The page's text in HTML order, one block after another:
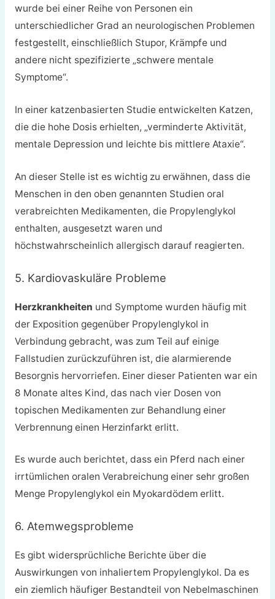
wurde bei einer Reihe von Personen ein
unterschiedlicher Grad an neurologischen Problemen
festgestellt, einschließlich Stupor, Krämpfe und
andere nicht spezifizierte „schwere mentale
Symptome“.
In einer katzenbasierten Studie entwickelten Katzen,
die die hohe Dosis erhielten, „verminderte Aktivität,
mentale Depression und leichte bis mittlere Ataxie“.
An dieser Stelle ist es wichtig zu erwähnen, dass die
Menschen in den oben genannten Studien oral
verabreichten Medikamenten, die Propylenglykol
enthalten, ausgesetzt waren und
höchstwahrscheinlich allergisch darauf reagierten.
5. Kardiovaskuläre Probleme
Herzkrankheiten und Symptome wurden häufig mit
der Exposition gegenüber Propylenglykol in
Verbindung gebracht, was zum Teil auf einige
Fallstudien zurückzuführen ist, die alarmierende
Besorgnis hervorriefen. Einer dieser Patienten war ein
8 Monate altes Kind, das nach vier Dosen von
topischen Medikamenten zur Behandlung einer
Verbrennung einen Herzinfarkt erlitt.
Es wurde auch berichtet, dass ein Pferd nach einer
irrtümlichen oralen Verabreichung einer sehr großen
Menge Propylenglykol ein Myokardödem erlitt.
6. Atemwegsprobleme
Es gibt widersprüchliche Berichte über die
Auswirkungen von inhaliertem Propylenglykol. Da es
ein ziemlich häufiger Bestandteil von Nebelmaschinen